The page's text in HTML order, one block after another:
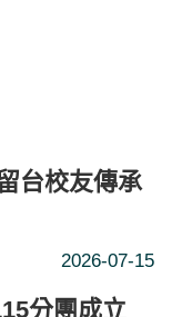
台校友傳承
2026-07-15
分團成立